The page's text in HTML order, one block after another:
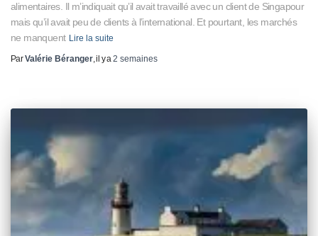
alimentaires. Il m’indiquait qu’il avait travaillé avec un client de Singapour
mais qu’il avait peu de clients à l’international. Et pourtant, les marchés
ne manquent Lire la suite
ParValérie Béranger, il y a2 semaines